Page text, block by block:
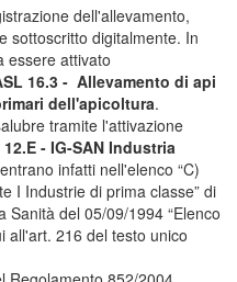
dell'allevamento,
sottoscritto digitalmente. In
essere attivato
16.3 - Allevamento di api
dell'apicoltura.
tramite l'attivazione
12.E - IG-SAN Industria
infatti nell'elenco “C)
I Industrie di prima classe” di
Sanità del 05/09/1994 “Elenco
all'art. 216 del testo unico